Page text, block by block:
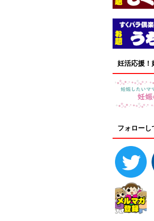
妊活応援！
フォローし